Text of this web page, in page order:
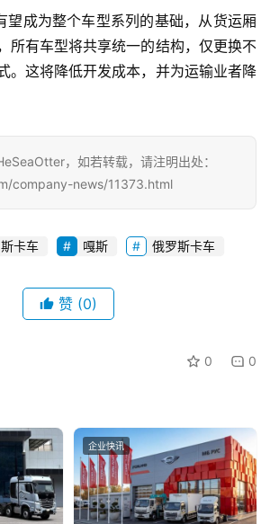
望成为整个车型系列的基础，从货运厢
所有车型将共享统一的结构，仅更换不
。这将降低开发成本，并为运输业者降
，如若转载，请注明出处：
company-news/11373.html
卡车 嘎斯 俄罗斯卡车
赞 (0)
0 0
企业快讯